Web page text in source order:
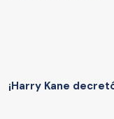
¡Harry Kane